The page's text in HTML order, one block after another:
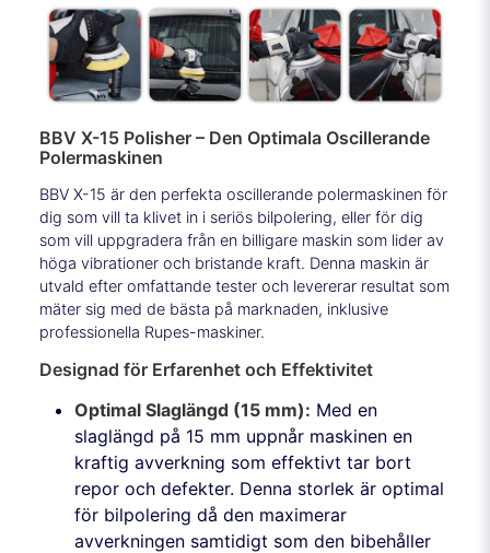
BBV X-15 Polisher – Den Optimala Oscillerande
Polermaskinen
BBV X-15 är den perfekta oscillerande polermaskinen för
dig som vill ta klivet in i seriös bilpolering, eller för dig
som vill uppgradera från en billigare maskin som lider av
höga vibrationer och bristande kraft. Denna maskin är
utvald efter omfattande tester och levererar resultat som
mäter sig med de bästa på marknaden, inklusive
professionella Rupes-maskiner.
Designad för Erfarenhet och Effektivitet
Optimal Slaglängd (15 mm): Med en
slaglängd på 15 mm uppnår maskinen en
kraftig avverkning som effektivt tar bort
repor och defekter. Denna storlek är optimal
för bilpolering då den maximerar
avverkningen samtidigt som den bibehåller